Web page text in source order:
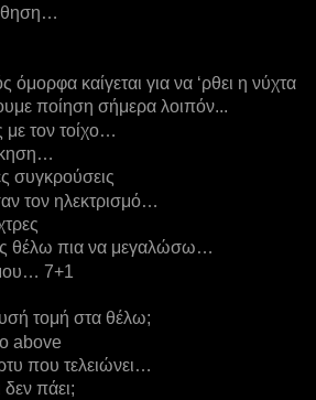
όμορφα καίγεται για να ‘ρθει η νύχτα
ποίηση σήμερα λοιπόν...
με τον τοίχο…
συγκρούσεις
τον ηλεκτρισμό…
θέλω πια να μεγαλώσω…
7+1
τομή στα θέλω;
above
που τελειώνει…
πάει;